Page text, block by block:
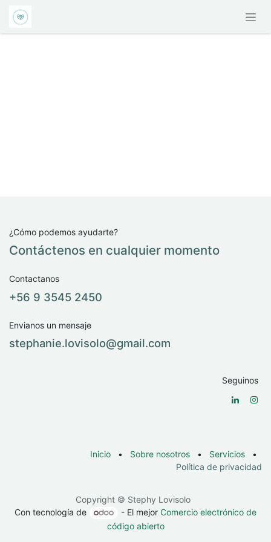
¿Cómo podemos ayudarte?
Contáctenos en cualquier momento
Contactanos
+56 9 3545 2450
Envianos un mensaje
stephanie.lovisolo@​gmail.com
Seguinos
Inicio • Sobre nosotros • Servicios
•
Política de privacidad
Copyright © Stephy Lovisolo
Con tecnología de
- El mejor Comercio electrónico de
código abierto